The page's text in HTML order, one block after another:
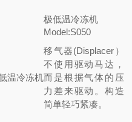
极低温冷冻机
Model:S050
移气器(Displacer）
不使用驱动马达，
而是根据气体的压
力差来驱动。构造
简单轻巧紧凑。